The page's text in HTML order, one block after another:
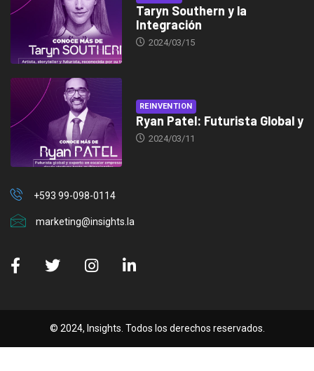
Taryn Southern y la
Integración
2024/03/15
REINVENTION
Ryan Patel: Futurista Global y
2024/03/11
+593 99-098-0114
marketing@insights.la
© 2024, Insights. Todos los derechos reservados.